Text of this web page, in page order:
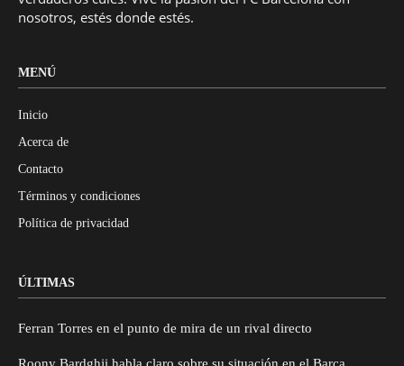
nosotros, estés donde estés.
MENÚ
Inicio
Acerca de
Contacto
Términos y condiciones
Política de privacidad
ÚLTIMAS
Ferran Torres en el punto de mira de un rival directo
Roony Bardghji habla claro sobre su situación en el Barça